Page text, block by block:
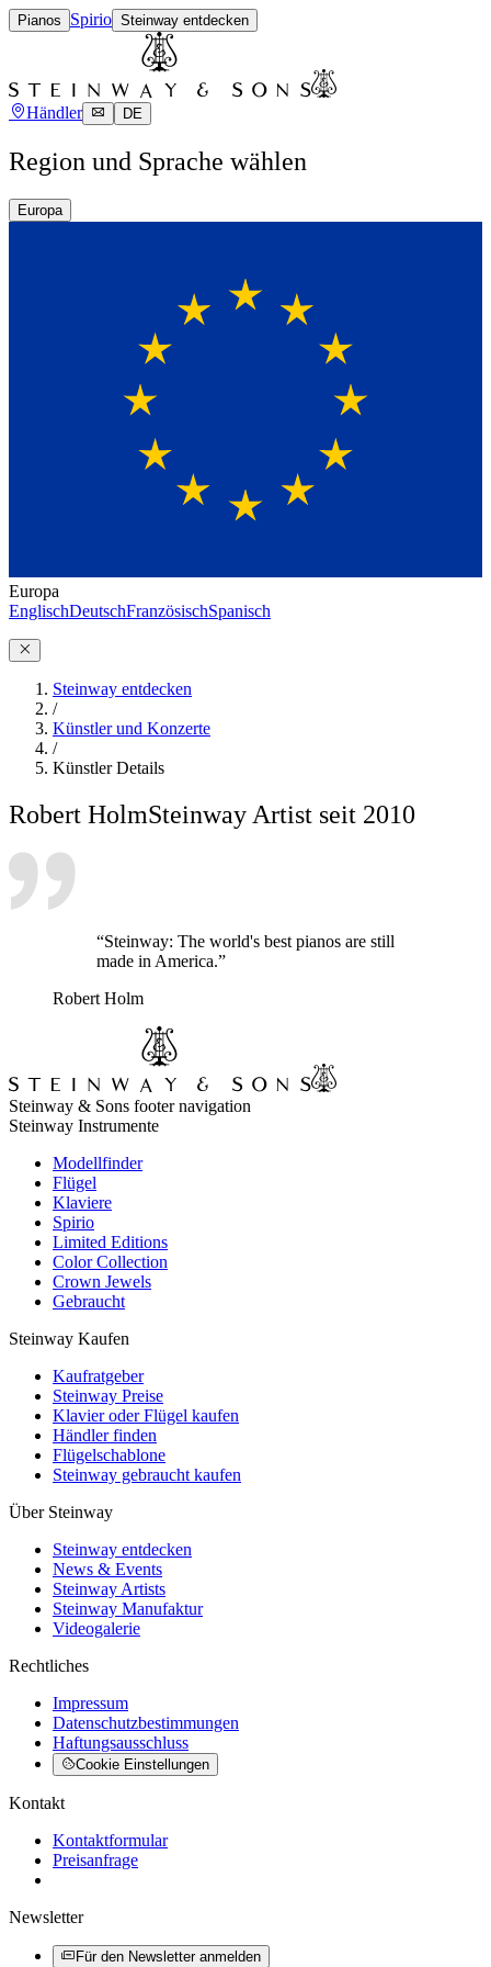
Pianos Spirio Steinway entdecken
Händler DE
Region und Sprache wählen
Europa
Europa
EnglischDeutschFranzösischSpanisch
Steinway entdecken
/
Künstler und Konzerte
/
Künstler Details
Robert HolmSteinway Artist seit 2010
“Steinway: The world's best pianos are still
made in America.”
Robert Holm
Steinway & Sons footer navigation
Steinway Instrumente
Modellfinder
Flügel
Klaviere
Spirio
Limited Editions
Color Collection
Crown Jewels
Gebraucht
Steinway Kaufen
Kaufratgeber
Steinway Preise
Klavier oder Flügel kaufen
Händler finden
Flügelschablone
Steinway gebraucht kaufen
Über Steinway
Steinway entdecken
News & Events
Steinway Artists
Steinway Manufaktur
Videogalerie
Rechtliches
Impressum
Datenschutzbestimmungen
Haftungsausschluss
Cookie Einstellungen
Kontakt
Kontaktformular
Preisanfrage
Newsletter
Für den Newsletter anmelden